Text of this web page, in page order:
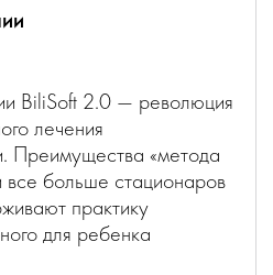
BiliSoft 2.0 — революция
лечения
Преимущества «метода
все больше стационаров
практику
для ребенка